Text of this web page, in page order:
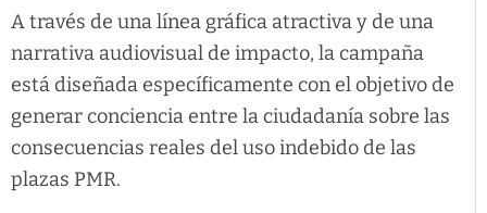
A través de una línea gráfica atractiva y de una
narrativa audiovisual de impacto, la campaña
está diseñada específicamente con el objetivo de
generar conciencia entre la ciudadanía sobre las
consecuencias reales del uso indebido de las
plazas PMR.